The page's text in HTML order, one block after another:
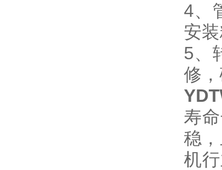
4、
安
5、
修
寿
稳
机